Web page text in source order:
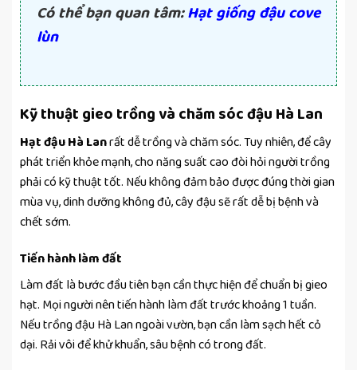
Có thể bạn quan tâm:Hạt giốngđậu cove
lùn
Kỹ thuật gieo trồng và chăm sóc đậu Hà Lan
Hạt đậu Hà Lanrất dễ trồng và chăm sóc. Tuy nhiên, để cây
phát triển khỏe mạnh, cho năng suất cao đòi hỏi người trồng
phải có kỹ thuật tốt. Nếu không đảm bảo được đúng thời gian
mùa vụ, dinh dưỡng không đủ, cây đậu sẽ rất dễ bị bệnh và
chết sớm.
Tiến hành làm đất
Làm đất là bước đầu tiên bạn cần thực hiện để chuẩn bị gieo
hạt. Mọi người nên tiến hành làm đất trước khoảng 1 tuần.
Nếu trồng đậu Hà Lan ngoài vườn, bạn cần làm sạch hết cỏ
dại. Rải vôi để khử khuẩn, sâu bệnh có trong đất.